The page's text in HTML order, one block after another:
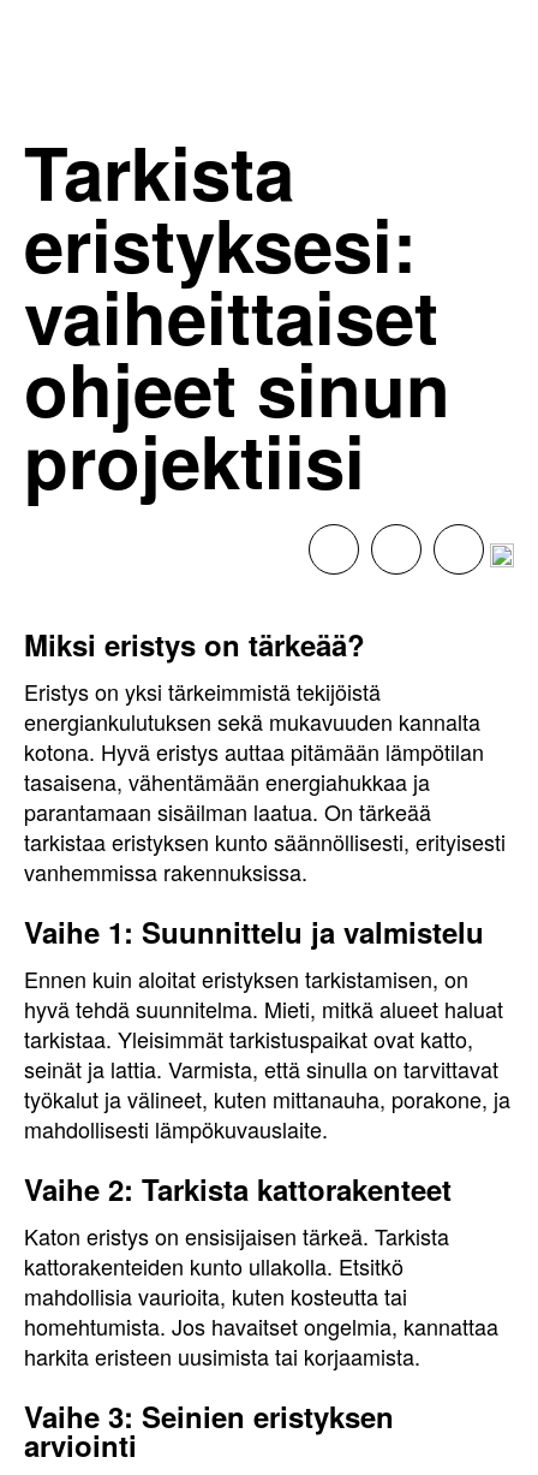
Tarkista
eristyksesi:
vaiheittaiset
ohjeet sinun
projektiisi
Miksi eristys on tärkeää?
Eristys on yksi tärkeimmistä tekijöistä
energiankulutuksen sekä mukavuuden kannalta
kotona. Hyvä eristys auttaa pitämään lämpötilan
tasaisena, vähentämään energiahukkaa ja
parantamaan sisäilman laatua. On tärkeää
tarkistaa eristyksen kunto säännöllisesti, erityisesti
vanhemmissa rakennuksissa.
Vaihe 1: Suunnittelu ja valmistelu
Ennen kuin aloitat eristyksen tarkistamisen, on
hyvä tehdä suunnitelma. Mieti, mitkä alueet haluat
tarkistaa. Yleisimmät tarkistuspaikat ovat katto,
seinät ja lattia. Varmista, että sinulla on tarvittavat
työkalut ja välineet, kuten mittanauha, porakone, ja
mahdollisesti lämpökuvauslaite.
Vaihe 2: Tarkista kattorakenteet
Katon eristys on ensisijaisen tärkeä. Tarkista
kattorakenteiden kunto ullakolla. Etsitkö
mahdollisia vaurioita, kuten kosteutta tai
homehtumista. Jos havaitset ongelmia, kannattaa
harkita eristeen uusimista tai korjaamista.
Vaihe 3: Seinien eristyksen
arviointi